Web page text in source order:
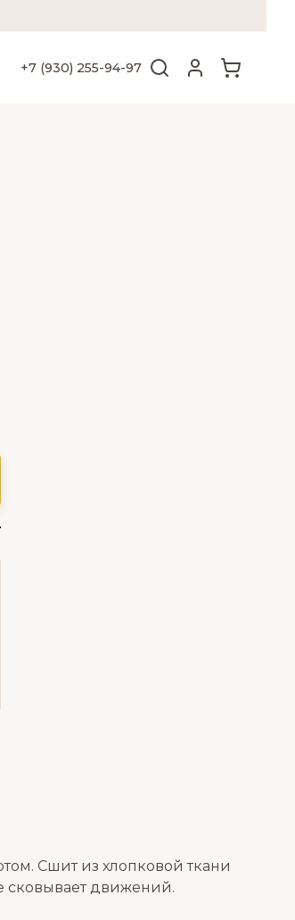
+7 (930) 255-94-97
Сшит из хлопковой ткани
сковывает движений.